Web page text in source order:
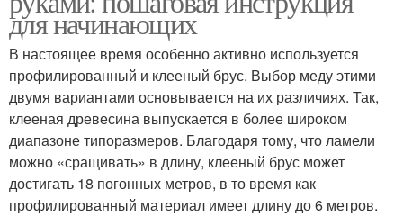
для начинающих
В настоящее время особенно активно используется
профилированный и клееный брус. Выбор меду этими
двумя вариантами основывается на их различиях. Так,
клееная древесина выпускается в более широком
диапазоне типоразмеров. Благодаря тому, что ламели
можно «сращивать» в длину, клееный брус может
достигать 18 погонных метров, в то время как
профилированный материал имеет длину до 6 метров.